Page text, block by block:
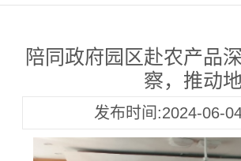
陪同政府园区赴农产品
察，推动
发布时间:2024-06-